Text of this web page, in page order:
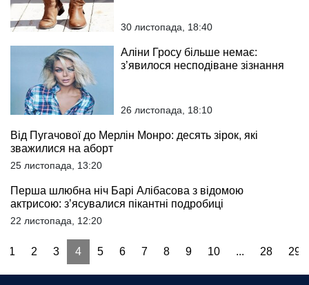
30 листопада, 18:40
Аліни Гросу більше немає:
з’явилося несподіване зізнання
26 листопада, 18:10
Від Пугачової до Мерлін Монро: десять зірок, які
зважилися на аборт
25 листопада, 13:20
Перша шлюбна ніч Барі Алібасова з відомою
актрисою: з’ясувалися пікантні подробиці
22 листопада, 12:20
1 2 3 4 5 6 7 8 9 10 ... 28 29